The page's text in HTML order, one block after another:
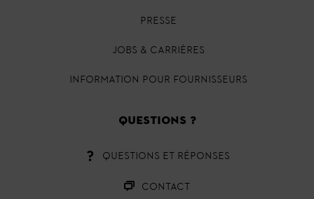
PRESSE
JOBS & CARRIÈRES
INFORMATION POUR FOURNISSEURS
QUESTIONS ?
QUESTIONS ET RÉPONSES
CONTACT